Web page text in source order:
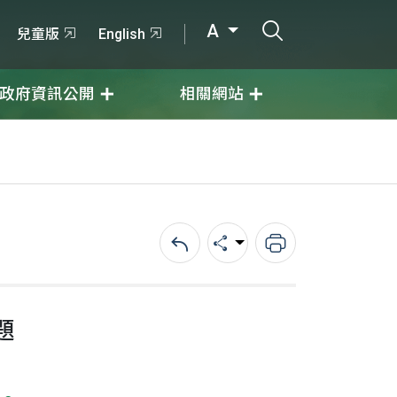
兒童版 English A
政府資訊公開 相關網站
回上一頁分享 列印